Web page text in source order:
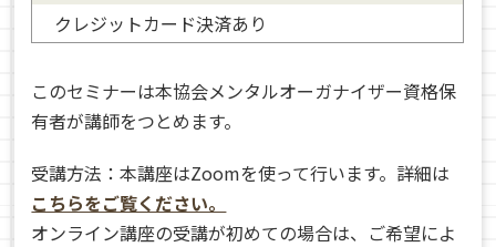
クレジットカード決済あり
このセミナーは本協会メンタルオーガナイザー資格保
有者が講師をつとめます。
受講方法：本講座はZoomを使って行います。詳細は
こちらをご覧ください。
オンライン講座の受講が初めての場合は、ご希望によ